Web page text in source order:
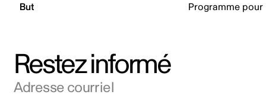
But Programme
Restez informé